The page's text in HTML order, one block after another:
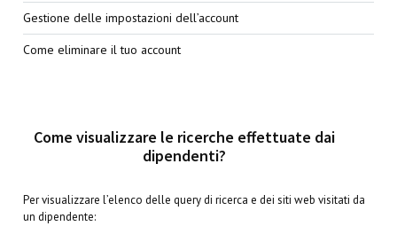
Gestione delle impostazioni dell’account
Come eliminare il tuo account
Come visualizzare le ricerche effettuate dai
dipendenti?
Per visualizzare l’elenco delle query di ricerca e dei siti web visitati da
un dipendente: